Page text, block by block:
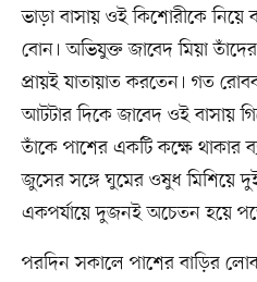
ভাড়া বাসায় ওই কিশোরীকে
বোন। অভিযুক্ত জাবেদ মিয়া
প্রায়ই যাতায়াত করতেন। গত
আটটার দিকে জাবেদ ওই বাসায়
তাঁকে পাশের একটি কক্ষে থাকার
জুসের সঙ্গে ঘুমের ওষুধ মিশিয়ে
একপর্যায়ে দুজনই অচেতন হয়ে
পরদিন সকালে পাশের বাড়ির